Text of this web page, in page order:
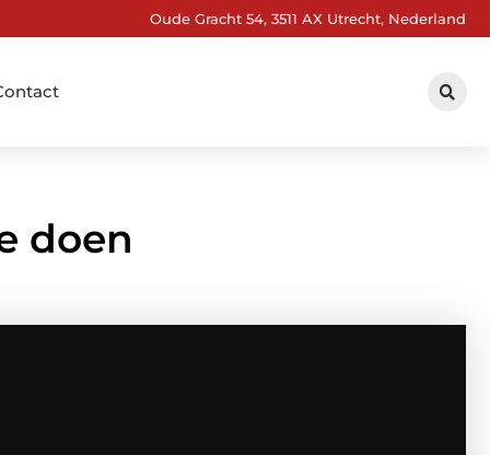
Oude Gracht 54, 3511 AX Utrecht, Nederland
doen